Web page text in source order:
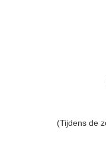
(Tijdens de